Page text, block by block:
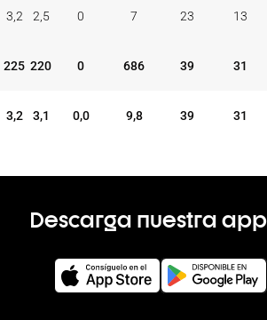
3,2 2,5 0 7 23 13
225 220 0 686 39 31
3,2 3,1 0,0 9,8 39 31
Descarga nuestra app